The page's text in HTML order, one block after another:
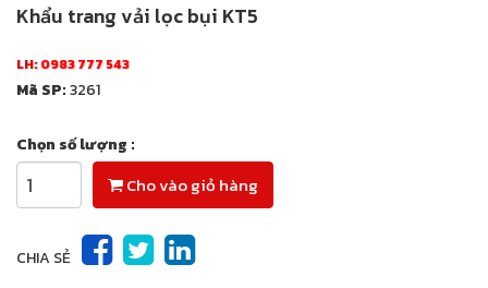
Khẩu trang vải lọc bụi KT5
LH:0983 777 543
Mã SP:3261
Chọn số lượng :
Cho vào giỏ hàng
CHIA SẺ